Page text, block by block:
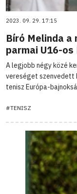
2023. 09. 29. 17:15
Bíró Melinda
parmai U16-os
A legjobb négy közé
vereséget szenvedett
tenisz Európa-
#TENISZ